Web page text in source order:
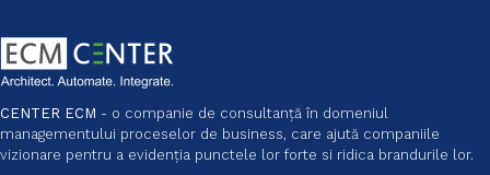
CENTER ECM - o companie de consultanță în domeniul
managementului proceselor de business, care ajută companiile
vizionare pentru a evidenția punctele lor forte si ridica brandurile lor.